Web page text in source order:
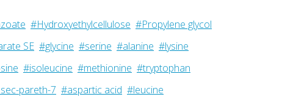
#Hydroxyethylcellulose #Propylene glycol
SE #glycine #serine #alanine #lysine
#isoleucine #methionine #tryptophan
pareth-7 #aspartic acid #leucine